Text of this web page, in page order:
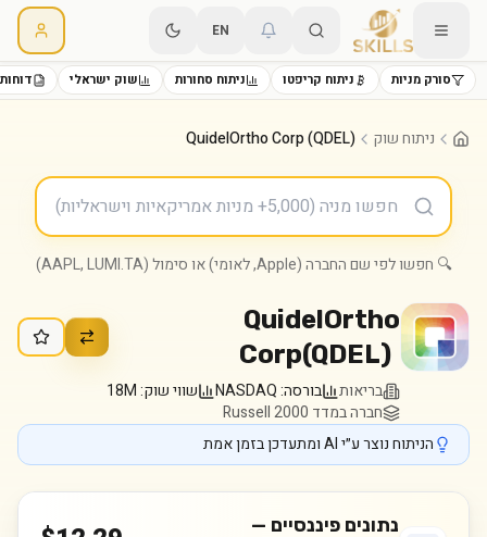
EN
סורק מניות ניתוח קריפטו ניתוח סחורות שוק ישראלי
ניתוח שוק QuidelOrtho Corp (QDEL)
🔍 חפשו לפי שם החברה (Apple, לאומי) או סימול (AAPL, LUMI.TA)
QuidelOrtho
Corp(QDEL)
בריאות בורסה:NASDAQ שווי שוק:18M
חברה במדד Russell 2000
הניתוח נוצר ע״י AI ומתעדכן בזמן אמת
נתונים פיננסיים —